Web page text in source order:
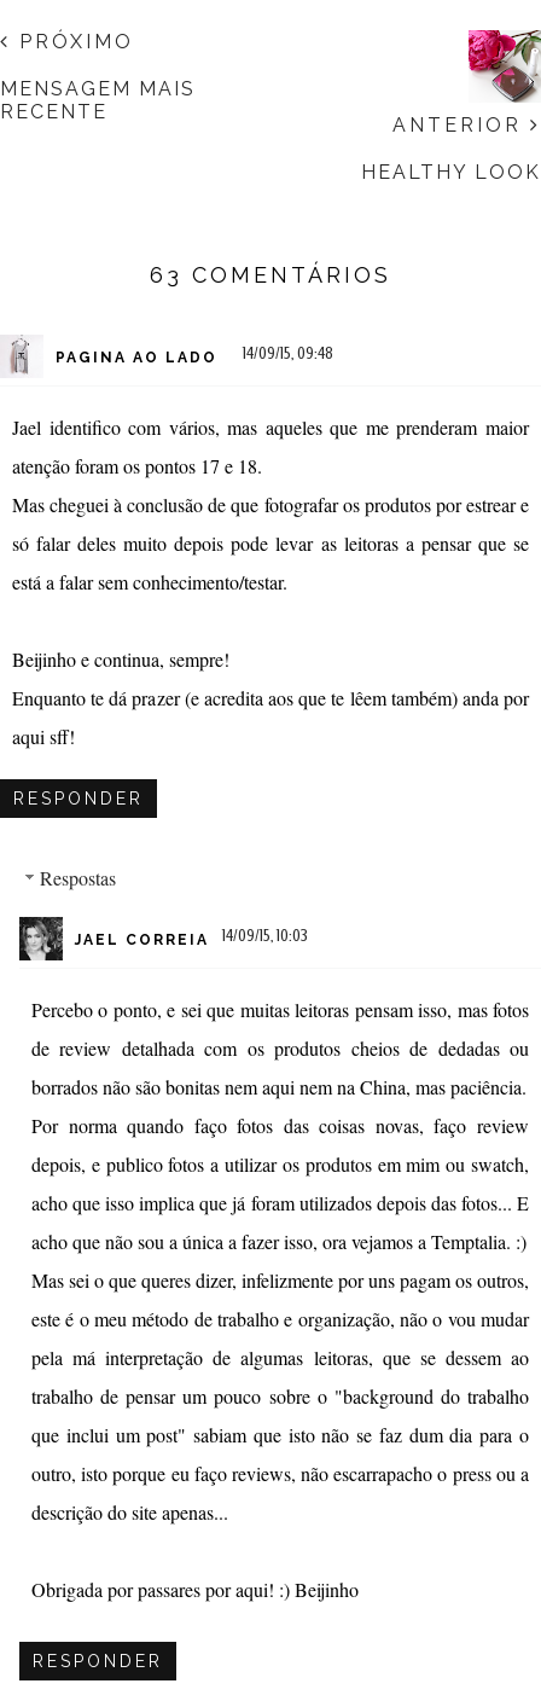
ANTERIOR
HEALTHY LOOK
PRÓXIMO
MENSAGEM MAIS
RECENTE
63 COMENTÁRIOS
PAGINA AO LADO 14/09/15, 09:48
Jael identifico com vários, mas aqueles que me prenderam maior
atenção foram os pontos 17 e 18.
Mas cheguei à conclusão de que fotografar os produtos por estrear e
só falar deles muito depois pode levar as leitoras a pensar que se
está a falar sem conhecimento/testar.
Beijinho e continua, sempre!
Enquanto te dá prazer (e acredita aos que te lêem também) anda por
aqui sff!
RESPONDER
Respostas
JAEL CORREIA 14/09/15, 10:03
Percebo o ponto, e sei que muitas leitoras pensam isso, mas fotos
de review detalhada com os produtos cheios de dedadas ou
borrados não são bonitas nem aqui nem na China, mas paciência.
Por norma quando faço fotos das coisas novas, faço review
depois, e publico fotos a utilizar os produtos em mim ou swatch,
acho que isso implica que já foram utilizados depois das fotos... E
acho que não sou a única a fazer isso, ora vejamos a Temptalia. :)
Mas sei o que queres dizer, infelizmente por uns pagam os outros,
este é o meu método de trabalho e organização, não o vou mudar
pela má interpretação de algumas leitoras, que se dessem ao
trabalho de pensar um pouco sobre o "background do trabalho
que inclui um post" sabiam que isto não se faz dum dia para o
outro, isto porque eu faço reviews, não escarrapacho o press ou a
descrição do site apenas...
Obrigada por passares por aqui! :) Beijinho
RESPONDER